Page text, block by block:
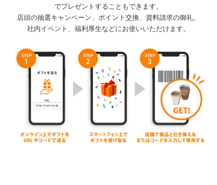
でプレゼントすることもできます。
店頭の抽選キャンペーン、ポイント交換、資料請求の御礼、
社内イベント、福利厚生などにお使いいただけます。